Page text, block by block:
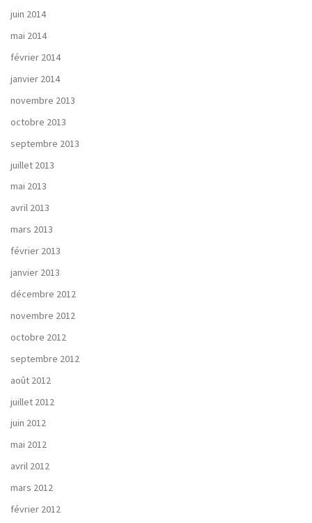
juin 2014
mai 2014
février 2014
janvier 2014
novembre 2013
octobre 2013
septembre 2013
juillet 2013
mai 2013
avril 2013
mars 2013
février 2013
janvier 2013
décembre 2012
novembre 2012
octobre 2012
septembre 2012
août 2012
juillet 2012
juin 2012
mai 2012
avril 2012
mars 2012
février 2012